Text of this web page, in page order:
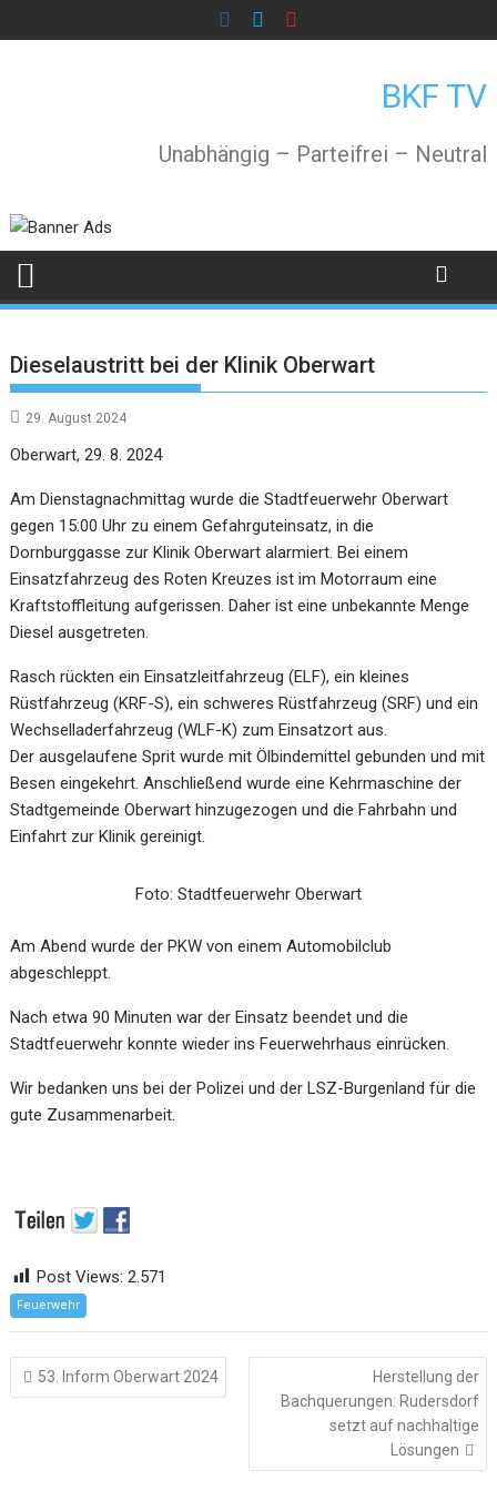
to
BKF TV
Unabhängig – Parteifrei – Neutral
Dieselaustritt bei der Klinik Oberwart
29. August 2024
Oberwart, 29. 8. 2024
Am Dienstagnachmittag wurde die Stadtfeuerwehr Oberwart
gegen 15:00 Uhr zu einem Gefahrguteinsatz, in die
Dornburggasse zur Klinik Oberwart alarmiert. Bei einem
Einsatzfahrzeug des Roten Kreuzes ist im Motorraum eine
Kraftstoffleitung aufgerissen. Daher ist eine unbekannte Menge
Diesel ausgetreten.
Rasch rückten ein Einsatzleitfahrzeug (ELF), ein kleines
Rüstfahrzeug (KRF-S), ein schweres Rüstfahrzeug (SRF) und ein
Wechselladerfahrzeug (WLF-K) zum Einsatzort aus.
Der ausgelaufene Sprit wurde mit Ölbindemittel gebunden und mit
Besen eingekehrt. Anschließend wurde eine Kehrmaschine der
Stadtgemeinde Oberwart hinzugezogen und die Fahrbahn und
Einfahrt zur Klinik gereinigt.
Foto: Stadtfeuerwehr Oberwart
Am Abend wurde der PKW von einem Automobilclub
abgeschleppt.
Nach etwa 90 Minuten war der Einsatz beendet und die
Stadtfeuerwehr konnte wieder ins Feuerwehrhaus einrücken.
Wir bedanken uns bei der Polizei und der LSZ-Burgenland für die
gute Zusammenarbeit.
Post Views: 2.571
Feuerwehr
Beitragsnavigation
53. Inform Oberwart 2024
Herstellung der
Bachquerungen: Rudersdorf
setzt auf nachhaltige
Lösungen